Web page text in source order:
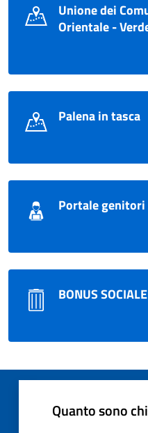
Unione dei
Orientale -
Palena in tasca
Portale genitori
BONUS
Quanto sono